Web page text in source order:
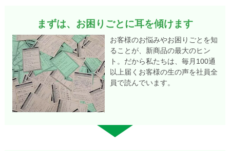
まずは、お困りごとに耳を傾けます
お客様のお悩みやお困りごとを知
ることが、新商品の最大のヒン
ト。だから私たちは、毎月100通
以上届くお客様の生の声を社員全
員で読んでいます。